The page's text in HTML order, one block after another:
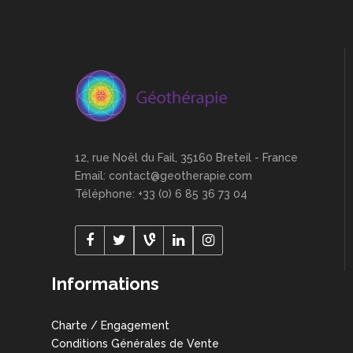
12, rue Noël du Fail, 35160 Breteil - France
Email: contact@geotherapie.com
Téléphone: +33 (0) 6 85 36 73 04
Informations
Charte / Engagement
Conditions Générales de Vente